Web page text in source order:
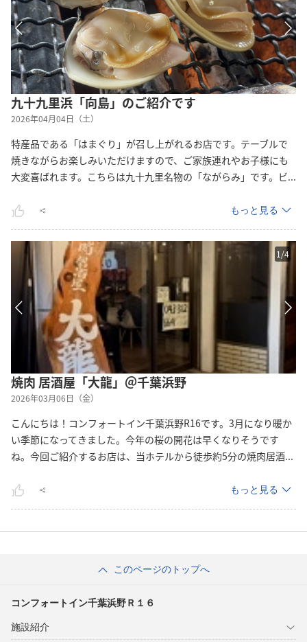
九十九里浜「向島」のご紹介です
2026年04月04日（土）
特産品である「はまぐり」が召し上がれるお店です。テーブルで
焼きながらお楽しみいただけますので、ご家族連れやお子様にも
大変喜ばれます。こちらは九十九里名物の「ながらみ」です。 ビ...
もっと見る
1 /4
焼肉 居酒屋「大龍」＠千葉浜野
2026年03月06日（金）
こんにちは！コンフォートイン千葉浜野R16です。3月になり暖か
い季節になってきました。今年の桜の開花は早くなりそうです
ね。今回ご紹介するお店は、当ホテルから徒歩約5分の焼肉居酒...
もっと見る
このページのトップへ
コンフォートイン千葉浜野Ｒ１６
施設紹介